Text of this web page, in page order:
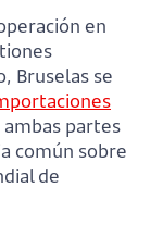
en
Bruselas se
partes
común sobre
de